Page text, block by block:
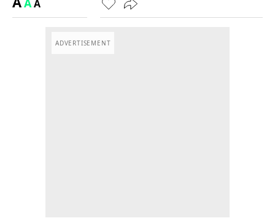
AA
ADVERTISEMENT